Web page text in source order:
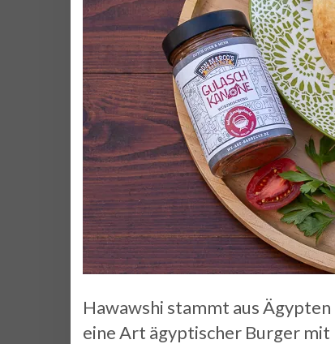
Hawawshi stammt aus
eine Art ägyptischer Burger